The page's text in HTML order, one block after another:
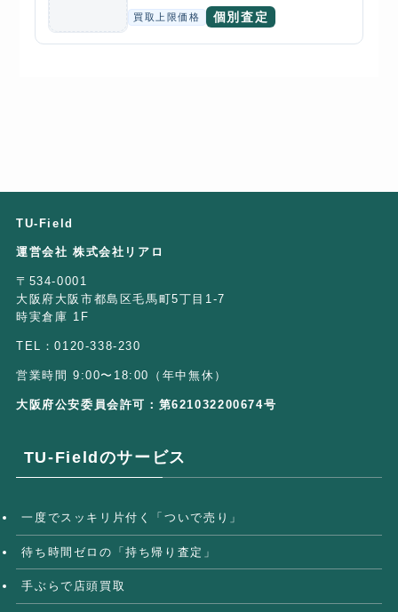
買取上限価格 個別査定
TU-Field
運営会社 株式会社リアロ
〒534-0001
大阪府大阪市都島区毛馬町5丁目1-7
時実倉庫 1F
TEL：0120-338-230
営業時間 9:00〜18:00（年中無休）
大阪府公安委員会許可：第621032200674号
TU-Fieldのサービス
一度でスッキリ片付く「ついで売り」
待ち時間ゼロの「持ち帰り査定」
手ぶらで店頭買取